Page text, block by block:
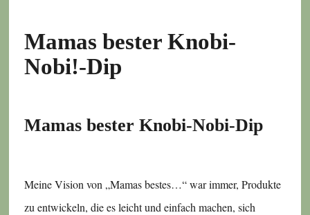
Mamas bester Knobi-
Nobi!-Dip
Mamas bester Knobi-Nobi-Dip
Meine Vision von „Mamas bestes…“ war immer, Produkte
zu entwickeln, die es leicht und einfach machen, sich